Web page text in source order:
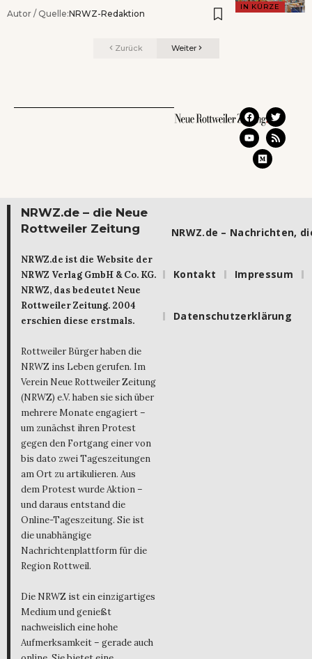
IN KÜRZE
Autor / Quelle:NRWZ-Redaktion
Zurück Weiter
NRWZ.de – die Neue
Rottweiler Zeitung
NRWZ.de ist die Website der
NRWZ Verlag GmbH & Co. KG.
NRWZ, das bedeutet Neue
Rottweiler Zeitung. 2004
erschien diese erstmals.
Rottweiler Bürger haben die
NRWZ ins Leben gerufen. Im
Verein Neue Rottweiler Zeitung
(NRWZ) e.V. haben sie sich über
mehrere Monate engagiert –
um zunächst ihren Protest
gegen den Fortgang einer von
bis dato zwei Tageszeitungen
am Ort zu artikulieren. Aus
dem Protest wurde Aktion –
und daraus entstand die
Online-Tageszeitung. Sie ist
die unabhängige
Nachrichtenplattform für die
Region Rottweil.
Die NRWZ ist ein einzigartiges
Medium und genießt
nachweislich eine hohe
Aufmerksamkeit – gerade auch
NRWZ.de – Nachrichten,
Kontakt Impressum
Datenschutzerklärung